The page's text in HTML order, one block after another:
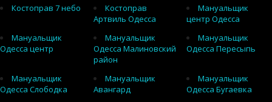
Костоправ 7 небо
Костоправ
Артвиль Одесса
Мануальщик
центр Одесса
Мануальщик
Одесса центр
Мануальщик
Одесса Малиновский
район
Мануальщик
Одесса Пересыпь
Мануальщик
Одесса Слободка
Мануальщик
Авангард
Мануальщик
Одесса Бугаевка